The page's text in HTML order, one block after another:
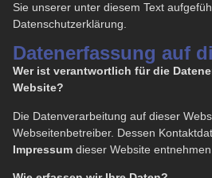
Sie unserer unter diesem Text
Datenschutzerklärung.
Datenerfassung auf
Wer ist verantwortlich für die
Website?
Die Datenverarbeitung auf dieser
Webseitenbetreiber. Dessen
Impressum dieser Website entnehmen.